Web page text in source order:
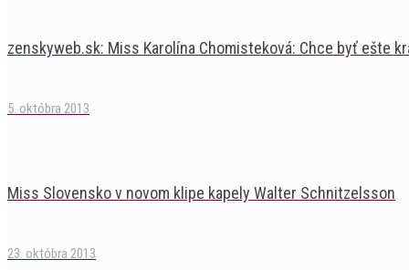
zenskyweb.sk: Miss Karolína Chomisteková: Chce byť ešte
5. októbra 2013
Miss Slovensko v novom klipe kapely Walter Schnitzelsson
23. októbra 2013